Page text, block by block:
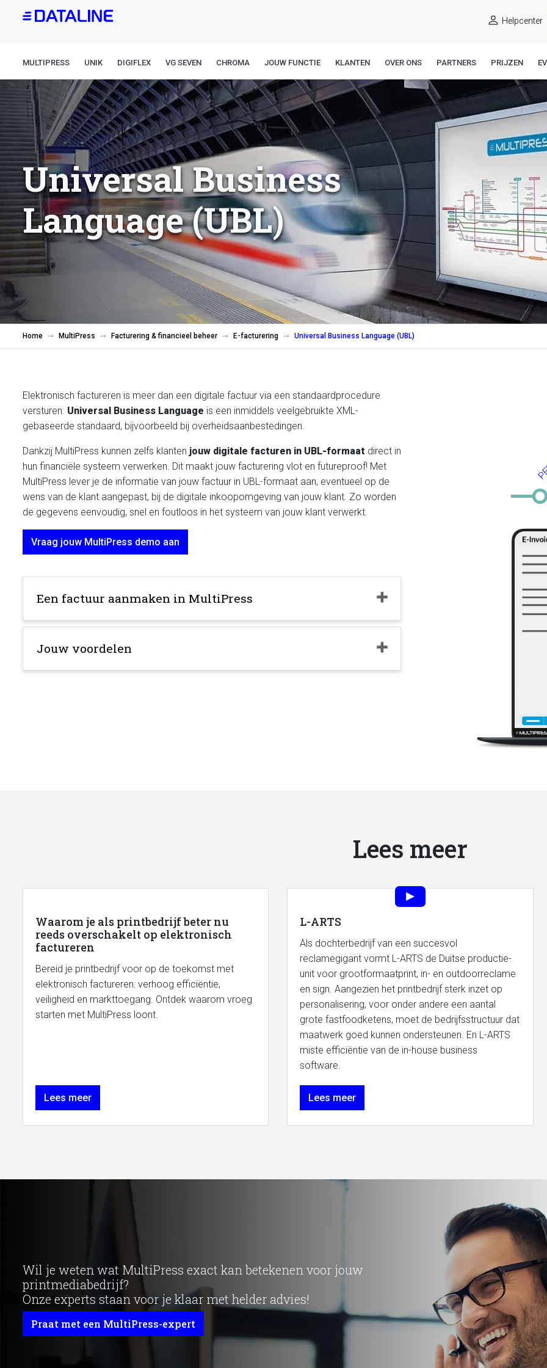
Overslaan
inhoud
gaan
Helpcenter
MULTIPRESS UNIK DIGIFLEX VG SEVEN CHROMA JOUW FUNCTIE KLANTEN OVER ONS PARTNERS PRIJZEN
Universal Business
Language (UBL)
Home MultiPress Facturering & financieel beheer E-facturering Universal Business Language (UBL)
Elektronisch factureren is meer dan een digitale factuur via een standaardprocedure
versturen. Universal Business Language is een inmiddels veelgebruikte XML-
gebaseerde standaard, bijvoorbeeld bij overheidsaanbestedingen.
Dankzij MultiPress kunnen zelfs klanten jouw digitale facturen in UBL-formaat direct in
hun financiële systeem verwerken. Dit maakt jouw facturering vlot en futureproof! Met
MultiPress lever je de informatie van jouw factuur in UBL-formaat aan, eventueel op de
wens van de klant aangepast, bij de digitale inkoopomgeving van jouw klant. Zo worden
de gegevens eenvoudig, snel en foutloos in het systeem van jouw klant verwerkt.
Vraag jouw MultiPress demo aan
Een factuur aanmaken in MultiPress
Jouw voordelen
Lees meer
Waarom je als printbedrijf beter nu
reeds overschakelt op elektronisch
factureren
Bereid je printbedrijf voor op de toekomst met
elektronisch factureren: verhoog efficiëntie,
veiligheid en markttoegang. Ontdek waarom vroeg
starten met MultiPress loont.
Lees meer
L-ARTS
Als dochterbedrijf van een succesvol
reclamegigant vormt L-ARTS de Duitse productie-
unit voor grootformaatprint, in- en outdoorreclame
en sign. Aangezien het printbedrijf sterk inzet op
personalisering, voor onder andere een aantal
grote fastfoodketens, moet de bedrijfsstructuur dat
maatwerk goed kunnen ondersteunen. En L-ARTS
miste efficiëntie van de in-house business
software.
Lees meer
Wil je weten wat MultiPress exact kan betekenen voor jouw
printmediabedrijf?
Onze experts staan voor je klaar met helder advies!
Praat met een MultiPress-expert